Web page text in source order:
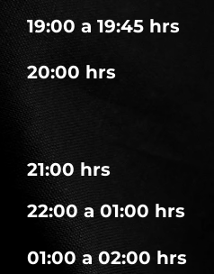
19:00 a 19:45 hrs
20:00 hrs
21:00 hrs
22:00 a 01:00 hrs
01:00 a 02:00 hrs